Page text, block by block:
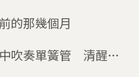
的那幾個月
吹奏單簧管 清醒手